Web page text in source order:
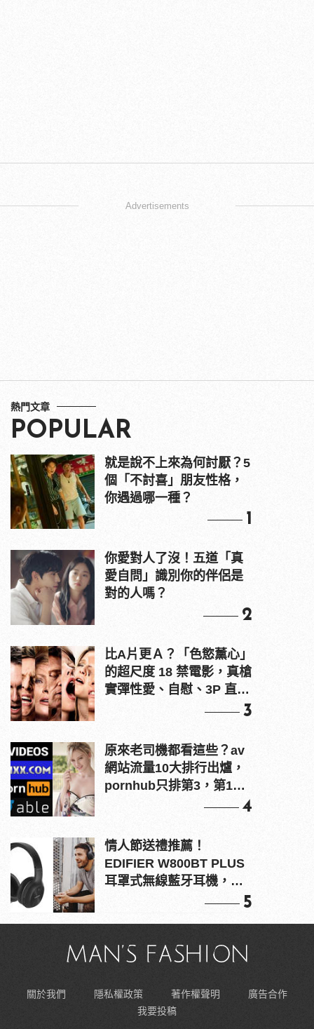
Advertisements
熱門文章
POPULAR
就是說不上來為何討厭？5
個「不討喜」朋友性格，
你遇過哪一種？
1
你愛對人了沒！五道「真
愛自問」識別你的伴侶是
對的人嗎？
2
比A片更Ａ？「色慾薰心」
的超尺度 18 禁電影，真槍
實彈性愛、自慰、3P 直接
3
原來老司機都看這些？av
網站流量10大排行出爐，
pornhub只排第3，第1名
4
情人節送禮推薦！
EDIFIER W800BT PLUS
耳罩式無線藍牙耳機，在
5
關於我們 隱私權政策 著作權聲明
廣告合作
我要投稿